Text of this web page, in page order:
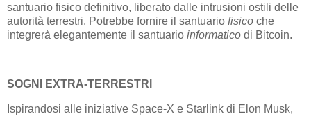
santuario fisico definitivo, liberato dalle intrusioni ostili delle
autorità terrestri. Potrebbe fornire il santuario fisico che
integrerà elegantemente il santuario informatico di Bitcoin.
SOGNI EXTRA-TERRESTRI
Ispirandosi alle iniziative Space-X e Starlink di Elon Musk,